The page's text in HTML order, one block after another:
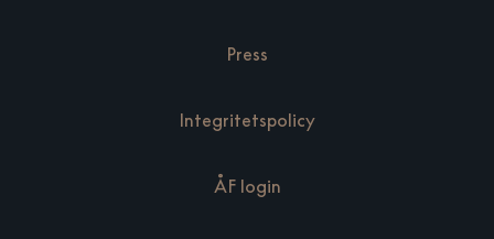
Press
Integritetspolicy
ÅF login